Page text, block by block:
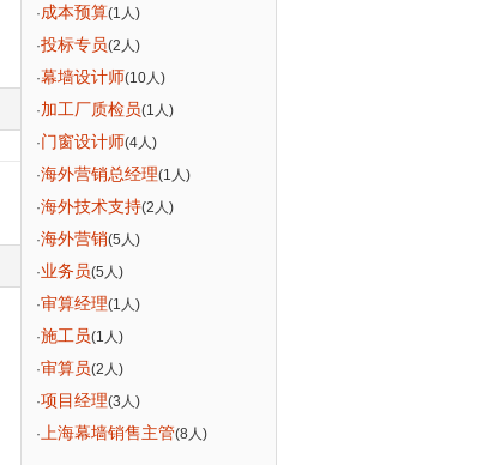
·成本预算(1人)
·投标专员(2人)
·幕墙设计师(10人)
·加工厂质检员(1人)
·门窗设计师(4人)
·海外营销总经理(1人)
·海外技术支持(2人)
·海外营销(5人)
·业务员(5人)
·审算经理(1人)
·施工员(1人)
·审算员(2人)
·项目经理(3人)
· 上海幕墙销售主管(8人)